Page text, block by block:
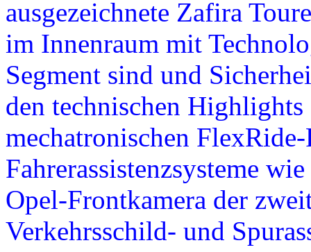
ausgezeichnete Zafira
im Innenraum mit
Segment sind und
den technischen Highlights
mechatronischen
Fahrerassistenzsysteme
Opel-Frontkamera der
Verkehrsschild- und